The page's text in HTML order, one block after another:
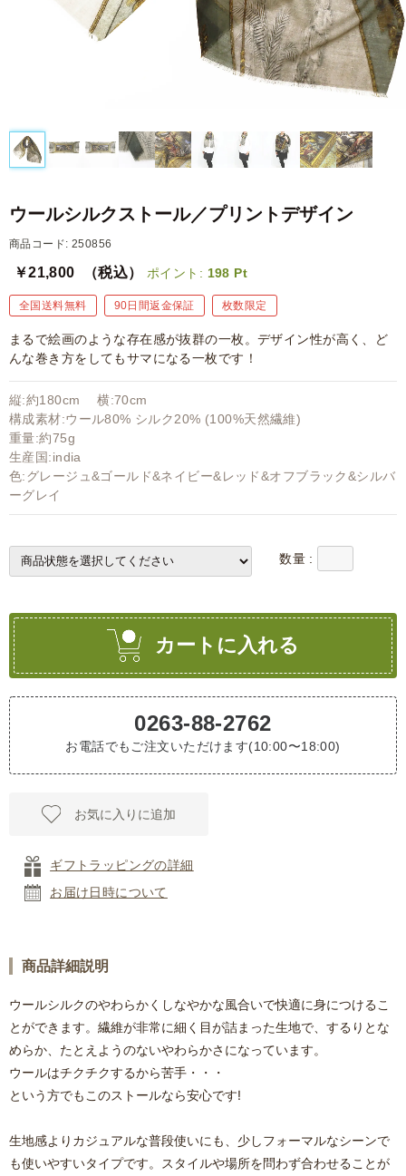
ウールシルクストール／プリントデザイン
商品コード: 250856
￥21,800 （税込） ポイント: 198 Pt
全国送料無料 90日間返金保証 枚数限定
まるで絵画のような存在感が抜群の一枚。デザイン性が高く、ど
んな巻き方をしてもサマになる一枚です！
縦:約180cm 横:70cm
構成素材:ウール80% シルク20% (100%天然繊維)
重量:約75g
生産国:india
色:グレージュ&ゴールド&ネイビー&レッド&オフブラック&シルバ
ーグレイ
数量 :
カートに入れる
0263-88-2762
お電話でもご注文いただけます(10:00〜18:00)
お気に入りに追加
ギフトラッピングの詳細
お届け日時について
商品詳細説明
ウールシルクのやわらかくしなやかな風合いで快適に身につけるこ
とができます。繊維が非常に細く目が詰まった生地で、するりとな
めらか、たとえようのないやわらかさになっています。
ウールはチクチクするから苦手・・・
という方でもこのストールなら安心です!
生地感よりカジュアルな普段使いにも、少しフォーマルなシーンで
も使いやすいタイプです。スタイルや場所を問わず合わせることが